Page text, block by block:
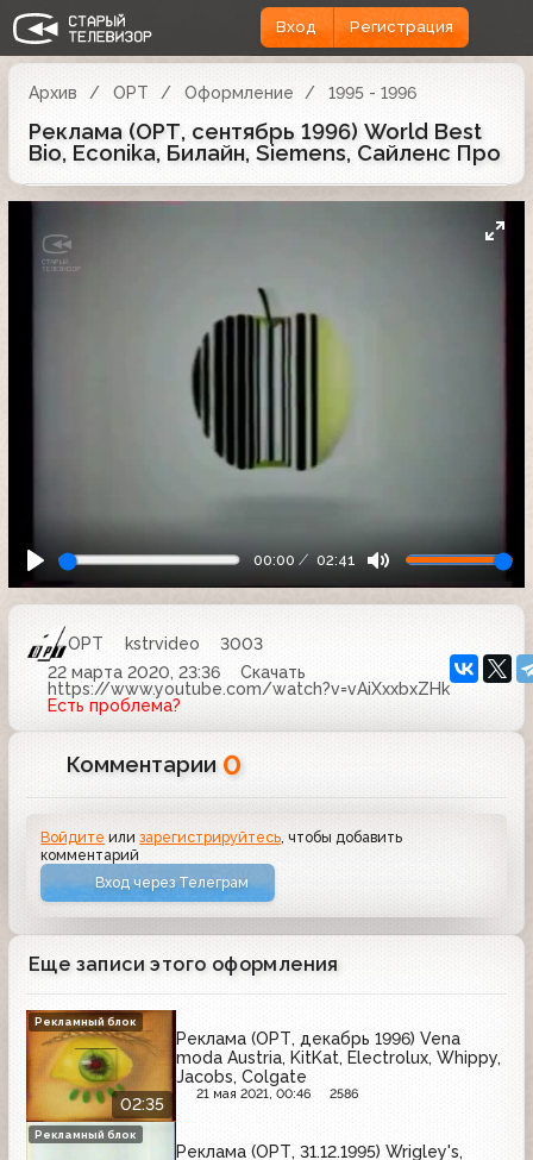
Вход Регистрация
Архив ОРТ Оформление 1995 - 1996
Реклама (ОРТ, сентябрь 1996) World Best
Bio, Econika, Билайн, Siemens, Сайленс Про
00:00 02:41
ОРТ kstrvideo
3003
22 марта 2020, 23:36
Скачать
https://www.youtube.com/watch?v=vAiXxxbxZHk
Есть проблема?
Комментарии 0
Войдите илизарегистрируйтесь, чтобы добавить
комментарий
Вход через Телеграм
Еще записи этого оформления
02:35
Реклама (ОРТ, декабрь 1996) Vena
moda Austria, KitKat, Electrolux, Whippy,
Jacobs, Colgate
21 мая 2021, 00:46 2586
Рекламный блок
Реклама (ОРТ, 31.12.1995) Wrigley's,
Рекламный блок